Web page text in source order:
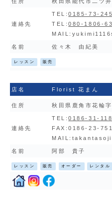
連絡先
TEL:0185-73-
TEL:080-1806-
MAIL:
名前 佐々木 由紀美
レッスン 販売
店名 Florist 花まん
住所 秋田県鹿角市花輪
連絡先
TEL:0186-31-
FAX:0186-23-
MAIL:
名前 阿部 貴子
レッスン 販売 オーダー レンタル